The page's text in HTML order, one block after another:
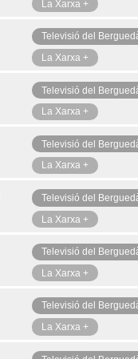
La Xarxa +
Televisió del
La Xarxa +
Televisió del
La Xarxa +
Televisió del
La Xarxa +
Televisió del
La Xarxa +
Televisió del
La Xarxa +
Televisió del
La Xarxa +